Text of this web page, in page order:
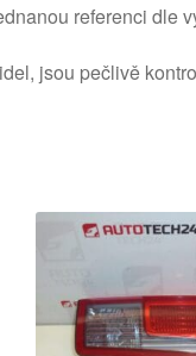
referenci dle
jsou pečlivě